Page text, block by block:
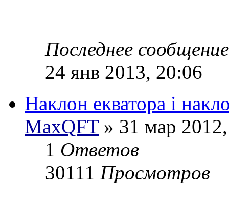
Последнее
24 янв 2013, 20:06
Наклон екватора і
MaxQFT» 31 мар
1 Ответов
30111 Просмотров